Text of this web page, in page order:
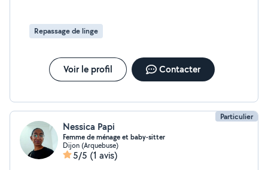
Repassage de linge
Voir le profil Contacter
Particulier
Nessica Papi
Femme de ménage et baby-sitter
Dijon (Arquebuse)
5/5 (1 avis)